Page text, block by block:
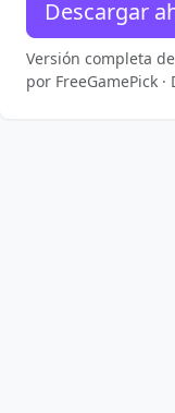
Descargar
Versión completa
por FreeGamePick